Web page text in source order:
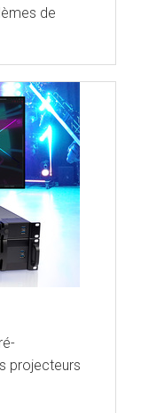
de
projecteurs